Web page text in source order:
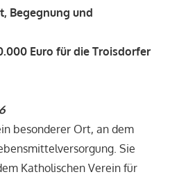
Begegnung und
Euro für die Troisdorfer
besonderer Ort, an dem
Sie
Katholischen Verein für